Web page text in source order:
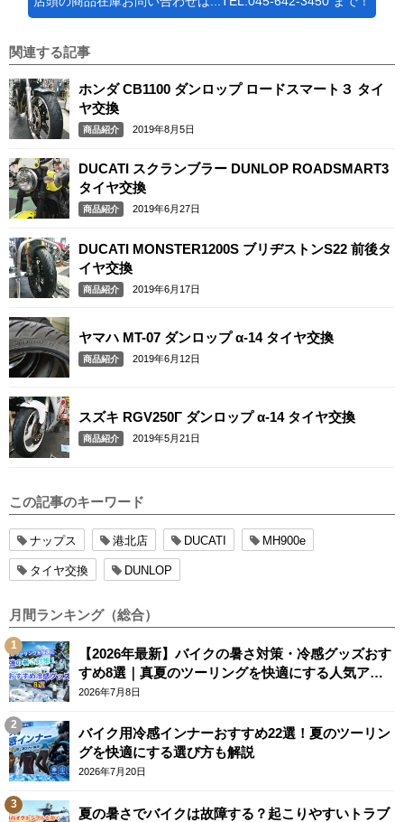
関連する記事
ホンダ CB1100 ダンロップ ロードスマート３ タイ
ヤ交換
商品紹介 2019年8月5日
DUCATI スクランブラー DUNLOP ROADSMART3
タイヤ交換
商品紹介 2019年6月27日
DUCATI MONSTER1200S ブリヂストンS22 前後タ
イヤ交換
商品紹介 2019年6月17日
ヤマハ MT-07 ダンロップ α-14 タイヤ交換
商品紹介 2019年6月12日
スズキ RGV250Γ ダンロップ α-14 タイヤ交換
商品紹介 2019年5月21日
この記事のキーワード
ナップス 港北店 DUCATI MH900e
タイヤ交換 DUNLOP
月間ランキング（総合）
【2026年最新】バイクの暑さ対策・冷感グッズおす
すめ8選｜真夏のツーリングを快適にする人気アイ
テム
2026年7月8日
バイク用冷感インナーおすすめ22選！夏のツーリン
グを快適にする選び方も解説
2026年7月20日
夏の暑さでバイクは故障する？起こりやすいトラブ